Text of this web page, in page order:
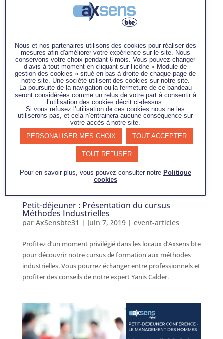
AxSensbte31|Juin 7, 2019|event-articles
4 – 5 Juillet 2019 à Paris : Une supply chain responsable e(s)t
Management organise son prochain congrès international
les 4 et 5 juillet à Paris sur le thème « une Supply Chain
responsable e(st)...
Petit-déjeuner : Présentation du cursus
Méthodes Industrielles
par AxSensbte31 | Juin 7, 2019| event-articles
Profitez d’un moment privilégié dans les locaux d’Axsens bte
pour découvrir notre cursus de formation aux méthodes
industrielles. Vous pourrez échanger entre professionnels et
profiter des conseils de notre expert Yanis Calder.
Nous et nos partenaires utilisons des cookies pour réaliser des
mesures afin d'améliorer votre expérience sur le site. Nous
conservons votre choix pendant 6 mois. Vous pouvez changer
d’avis à tout moment en cliquant sur l’icône « Module de
gestion des cookies » situé en bas à droite de chaque page de
notre site. Une société utilisent des cookies sur notre site.
La poursuite de la navigation ou la fermeture de ce bandeau
seront considérées comme un refus de votre part à consentir à
l’utilisation des cookies décrit ci-dessus.
Si vous refusez l’utilisation de ces cookies nous ne les
utiliserons pas, et cela n’entrainera aucune conséquence sur
votre accès à notre site.
PERSONALISER MES CHOIX
TOUT ACCEPTER
TOUT REFUSER
Pour en savoir plus, vous pouvez consulter notre Politique
cookies